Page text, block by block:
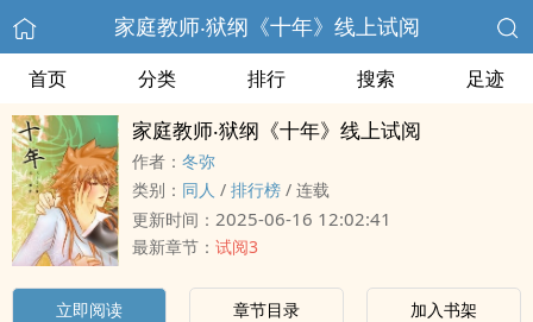
家庭教师‧狱纲《十年》线上试阅
首页 分类 排行 搜索 足迹
家庭教师‧狱纲《十年》线上试阅
作者： 冬弥
类别： ‍‍‌同‎‌人‎‌‍ / 排行榜 / 连载
更新时间： 2025-06-16 12:02:41
最新章节： 试阅3
立即阅读 章节目录 加入书架